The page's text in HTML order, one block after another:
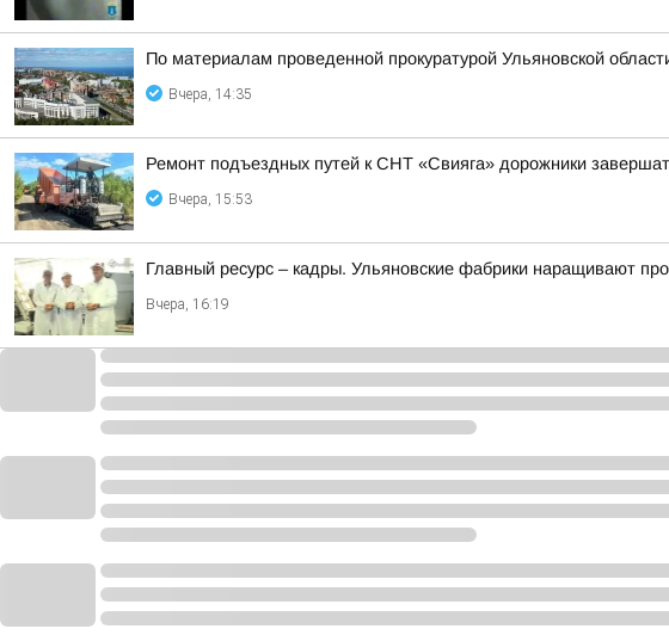
По материалам проведенной прокуратурой Ульяновской
Вчера, 14:35
Ремонт подъездных путей к СНТ «Свияга» дорожники завершат
Вчера, 15:53
Главный ресурс – кадры. Ульяновские фабрики наращивают
Вчера, 16:19